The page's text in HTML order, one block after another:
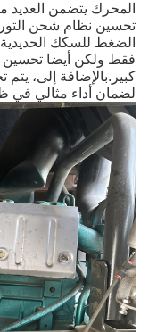
المحرك يتضمن العديد
تحسين نظام شحن
الضغط للسكك
فقط ولكن أيضا تحسين
كبير.بالإضافة إلى،
لضمان أداء مثالي